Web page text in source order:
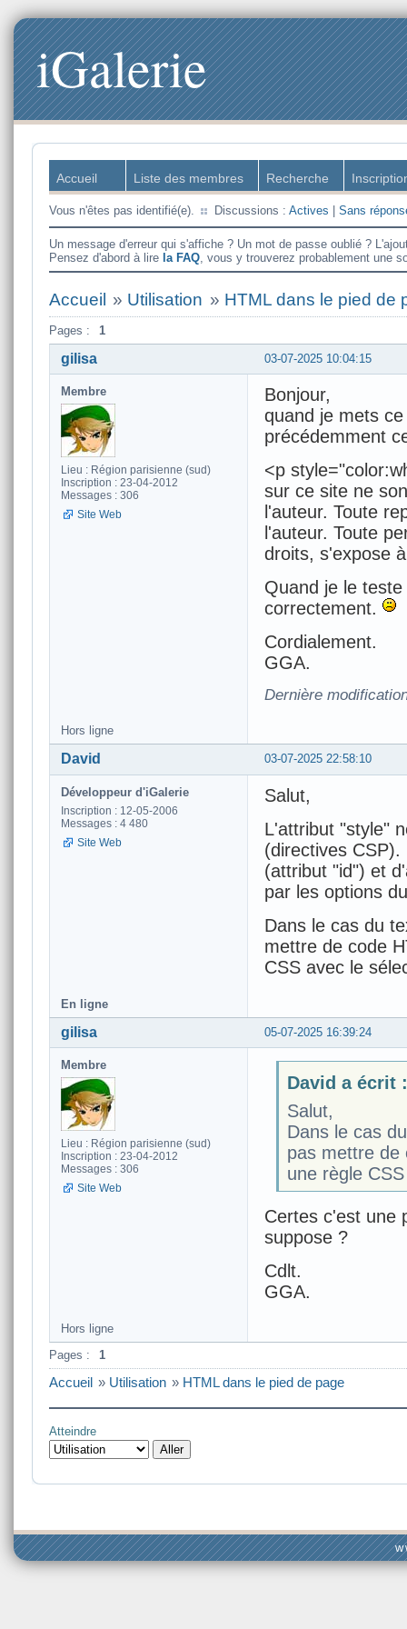
iGalerie
Accueil Liste des membres Recherche
Vous n'êtes pas identifié(e). Discussions : Actives Sans
Un message d'erreur qui s'affiche ? Un mot de passe oublié ?
Pensez d'abord à lire la FAQ, vous y trouverez probablement une
Accueil » Utilisation » HTML dans le pied de
Pages : 1
03-07-2025 10:04:15
gilisa
Membre
Lieu : Région parisienne (sud)
Inscription : 23-04-2012
Messages : 306
Site Web
Bonjour,
quand je mets
précédemment
<p
sur ce site ne
l'auteur. Toute
l'auteur. Toute
droits, s'expose
Quand je le
correctement.
Cordialement.
GGA.
Dernière
Hors ligne
03-07-2025 22:58:10
David
Développeur d'iGalerie
Inscription : 12-05-2006
Messages : 4 480
Site Web
Salut,
L'attribut "style"
(directives
(attribut "id") et
par les options
Dans le cas du
mettre de code
CSS avec le
En ligne
05-07-2025 16:39:24
gilisa
Membre
Lieu : Région parisienne (sud)
Inscription : 23-04-2012
Messages : 306
Site Web
David a écrit
Salut,
Dans le cas
pas mettre de
une règle
Certes c'est une
suppose ?
Cdlt.
GGA.
Hors ligne
Pages :
1
Accueil » Utilisation » HTML dans le pied de page
Atteindre